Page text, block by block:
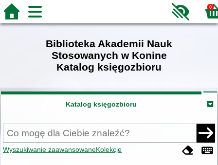
0
Biblioteka Akademii Nauk
Stosowanych w Konine
Katalog księgozbioru
Katalog księgozbioru
Wyszukiwanie zaawansowaneKolekcje